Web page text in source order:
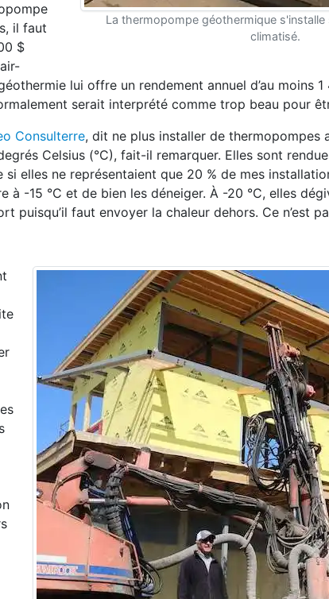
La thermopompe géothermique
climatisé.
il faut
$
lui offre un rendement annuel d’au moins 1
serait interprété comme trop beau pour
Consulterre, dit ne plus installer de thermopompes
Celsius (°C), fait-il remarquer. Elles sont
elles ne représentaient que 20 % de mes
à -15 °C et de bien les déneiger. À -20 °C, elles
puisqu’il faut envoyer la chaleur dehors. Ce n’est